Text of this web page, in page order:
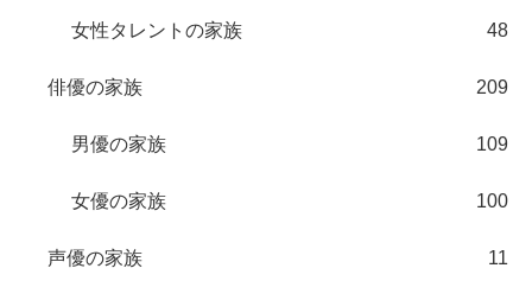
女性タレントの家族 48
俳優の家族 209
男優の家族 109
女優の家族 100
声優の家族 11